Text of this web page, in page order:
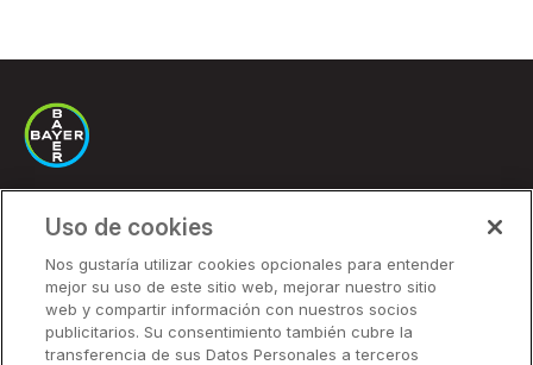
Soluciones
Precios
Socios
Uso de cookies
Nos gustaría utilizar cookies opcionales para entender
mejor su uso de este sitio web, mejorar nuestro sitio
web y compartir información con nuestros socios
publicitarios. Su consentimiento también cubre la
transferencia de sus Datos Personales a terceros